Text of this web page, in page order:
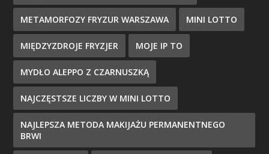
METAMORFOZY FRYZUR WARSZAWA MINI LOTTO
MIĘDZYZDROJE FRYZJER MOJE IP TO
MYDŁO ALEPPO Z CZARNUSZKĄ
NAJCZĘSTSZE LICZBY W MINI LOTTO
NAJLEPSZA METODA MAKIJAŻU PERMANENTNEGO
BRWI